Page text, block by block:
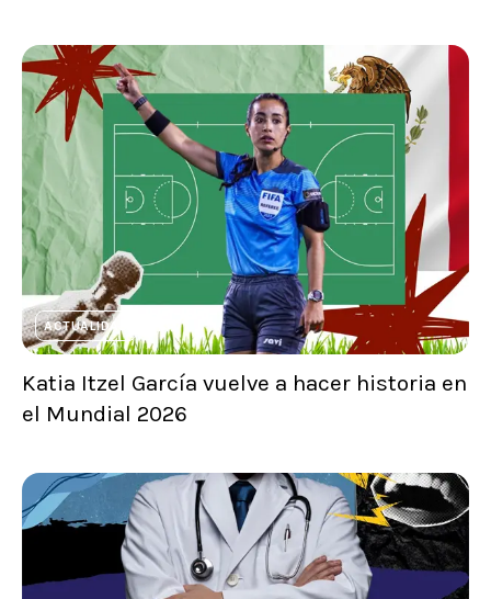
ACTUALIDAD
Katia Itzel García vuelve a hacer historia en
el Mundial 2026